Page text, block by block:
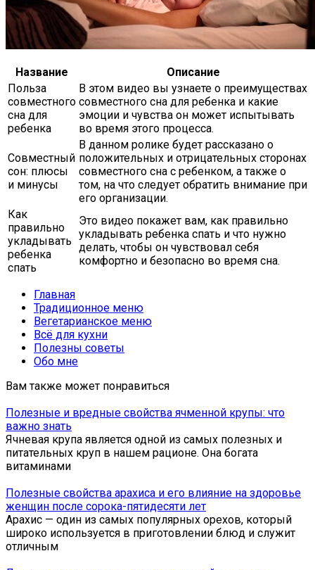
Название
Описание
Польза
совместного
сна для
ребенка
В этом видео вы узнаете о преимуществах
совместного сна для ребенка и какие
эмоции и чувства он может испытывать
во время этого процесса.
Совместный
сон: плюсы
и минусы
В данном ролике будет рассказано о
положительных и отрицательных сторонах
совместного сна с ребенком, а также о
том, на что следует обратить внимание при
его организации.
Как
правильно
укладывать
ребенка
спать
Это видео покажет вам, как правильно
укладывать ребенка спать и что нужно
делать, чтобы он чувствовал себя
комфортно и безопасно во время сна.
Главная
Традиционное меню
Вегетарианское меню
Всё для кухни
Полезны советы
Обо мне
Вам также может понравиться
Полезные и вредные свойства ячменной крупы: что
важно знать
Ячневая крупа является одной из самых полезных и
питательных круп в нашем рационе. Она богата
витаминами
Полезные свойства арахиса и его влияние на здоровье
женщин после сорока-пятидесяти лет
Арахис — один из самых популярных орехов, который
широко используется в приготовлении блюд и служит
отличным